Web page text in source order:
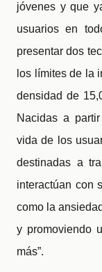
jóvenes y que
usuarios en
presentar dos
los límites de la
densidad de
Nacidas a
vida de los
destinadas a
interactúan con
como la
y promoviendo
más”.